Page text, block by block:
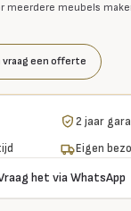
meerdere meubels
vraag een offerte
2 jaar
Eigen
het via WhatsApp